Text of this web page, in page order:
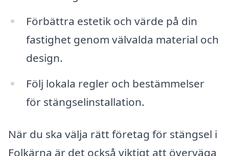
Förbättra estetik och värde på din
fastighet genom välvalda material och
design.
Följ lokala regler och bestämmelser
för stängselinstallation.
När du ska välja rätt företag för stängsel i
Folkärna är det också viktigt att överväga